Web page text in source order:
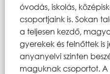
óvodás, iskolás,
csoportjaink is. Sokan
a teljesen kezdő,
gyerekek és felnőttek is
anyanyelvi szinten
maguknak csoportot.